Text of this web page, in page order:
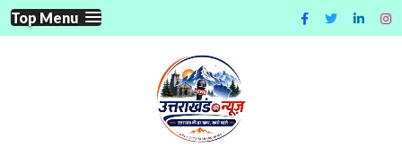
Skip
to
Top Menu